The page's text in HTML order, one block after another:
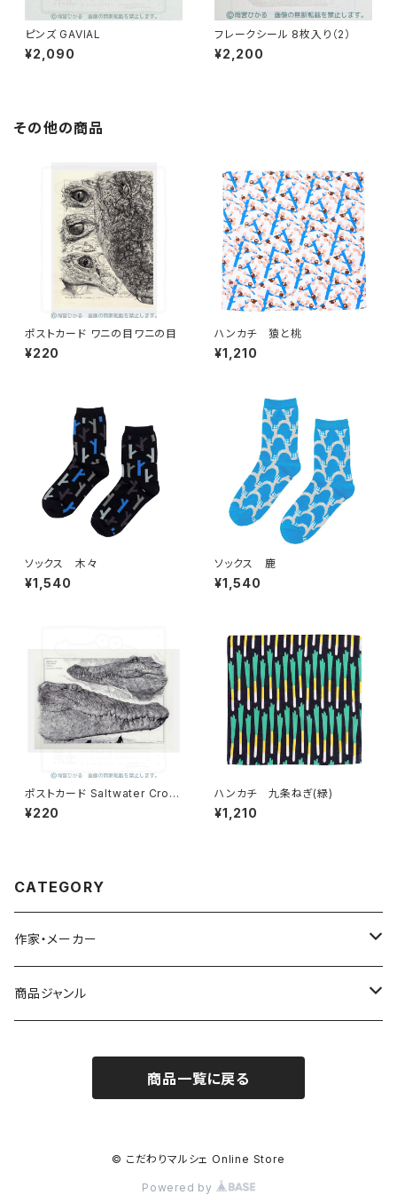
ピンズ GAVIAL
¥2,090
フレークシール 8枚入り（2）
¥2,200
その他の商品
ポストカード ワニの目ワニの目
¥220
ハンカチ 猿と桃
¥1,210
ソックス 木々
¥1,540
ソックス 鹿
¥1,540
ポストカード Saltwater Croc
odile
¥220
ハンカチ 九条ねぎ(緑)
¥1,210
CATEGORY
作家・メーカー
雨宮ひかる
商品ジャンル
シール／ステッカー
商品一覧に戻る
© こだわりマルシェ Online Store
Powered by